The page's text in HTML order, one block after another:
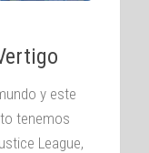
y este
tenemos
League,